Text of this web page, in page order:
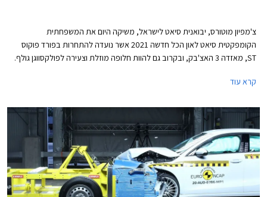
צ'מפיון מוטורס, יבואנית סיאט לישראל, משיקה היום את המשפחתית
הקומפקטית סיאט לאון הכל חדשה 2021 אשר נועדה להתחרות בפורד פוקוס
ST, מאזדה 3 האצ'בק, ובקרוב גם להוות חלופה מוזלת וצעירה לפולקסווגן גולף.
גרסת 3 דלתות לא תוצע, בהתאם למגמה העולמית שהחלה לפני מספר שנים
עקב ירידה בביקושים.
קרא עוד